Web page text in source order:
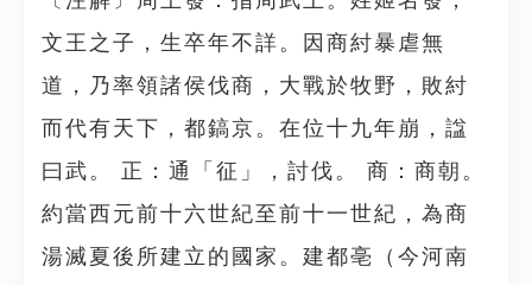
文王之子，生卒年不詳。因商紂暴虐無
道，乃率領諸侯伐商，大戰於牧野，敗紂
而代有天下，都鎬京。在位十九年崩，諡
曰武。 正：通「征」，討伐。 商：商朝。
約當西元前十六世紀至前十一世紀，為商
湯滅夏後所建立的國家。建都亳（今河南